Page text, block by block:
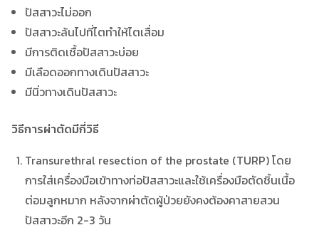
ปัสสาวะไม่ออก
ปัสสาวะล้นไปที่ไตทำให้ไตเสื่อม
มีการติดเชื้อปัสสาวะบ่อย
มีเลือดออกทางเดินปัสสาวะ
มีนิ่วทางเดินปัสสาวะ
วิธีการผ่าตัดมีกี่วิธี
Transurethral resection of the prostate (TURP) โดย
การใส่เครื่องมือเข้าทางท่อปัสสาวะและใช้เครื่องมือตัดชิ้นเนื้อ
ต่อมลูกหมาก หลังจากผ่าตัดผู้ป่วยยังคงต้องคาสายสวน
ปัสสาวะอีก 2-3 วัน